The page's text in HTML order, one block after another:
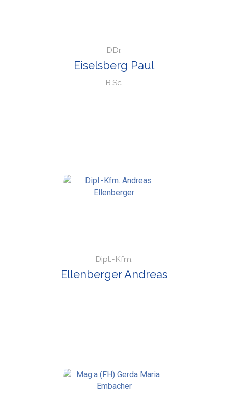
DDr.
Eiselsberg Paul
B.Sc.
Dipl.-Kfm.
Ellenberger Andreas